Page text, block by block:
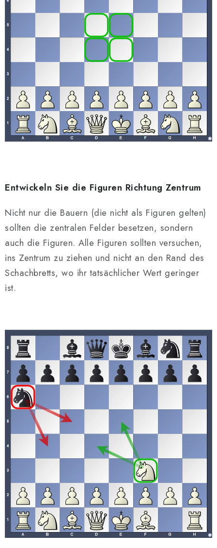
Entwickeln Sie die Figuren Richtung Zentrum
Nicht nur die Bauern (die nicht als Figuren gelten)
sollten die zentralen Felder besetzen, sondern
auch die Figuren. Alle Figuren sollten versuchen,
ins Zentrum zu ziehen und nicht an den Rand des
Schachbretts, wo ihr tatsächlicher Wert geringer
ist.